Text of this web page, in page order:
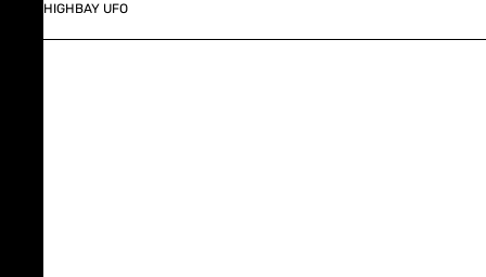
HIGHBAY UFO